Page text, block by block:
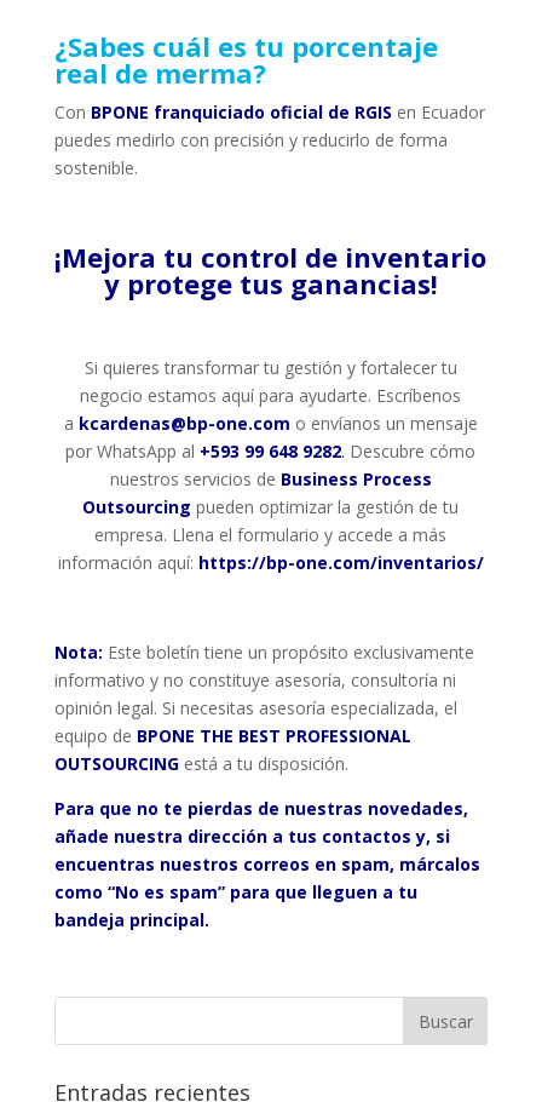
¿Sabes cuál es tu porcentaje
real de merma?
Con BPONE franquiciado oficial de RGIS en Ecuador
puedes medirlo con precisión y reducirlo de forma
sostenible.
¡Mejora tu control de inventario
y protege tus ganancias!
Si quieres transformar tu gestión y fortalecer tu
negocio estamos aquí para ayudarte. Escríbenos
a kcardenas@bp-one.com o envíanos un mensaje
por WhatsApp al +593 99 648 9282. Descubre cómo
nuestros servicios de Business Process
Outsourcing pueden optimizar la gestión de tu
empresa. Llena el formulario y accede a más
información aquí: https://bp-one.com/inventarios/
Nota: Este boletín tiene un propósito exclusivamente
informativo y no constituye asesoría, consultoría ni
opinión legal. Si necesitas asesoría especializada, el
equipo de BPONE THE BEST PROFESSIONAL
OUTSOURCINGestá a tu disposición.
Para que no te pierdas de nuestras novedades,
añade nuestra dirección a tus contactos y, si
encuentras nuestros correos en spam, márcalos
como “No es spam” para que lleguen a tu
bandeja principal.
Entradas recientes